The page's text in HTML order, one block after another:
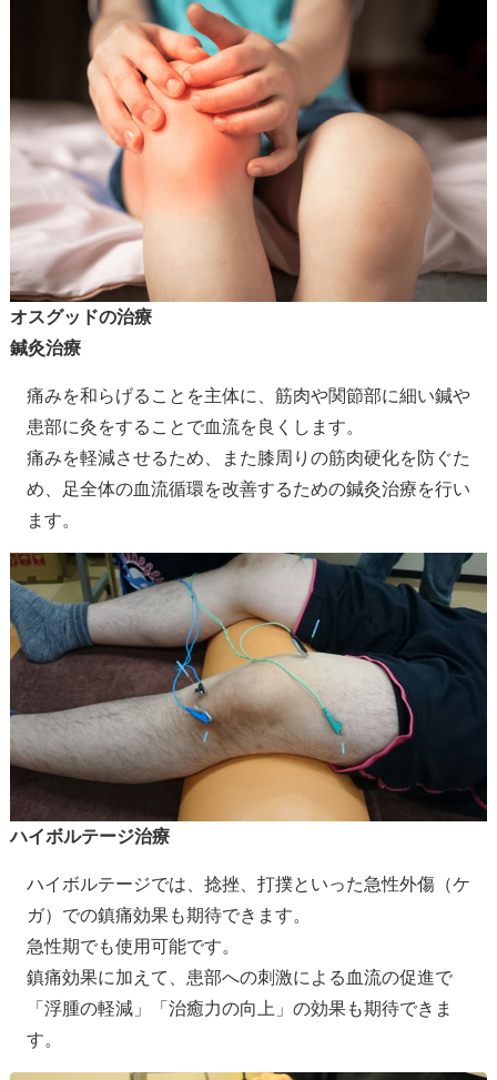
オスグッドの治療
鍼灸治療
痛みを和らげることを主体に、筋肉や関節部に細い鍼や
患部に灸をすることで血流を良くします。
痛みを軽減させるため、また膝周りの筋肉硬化を防ぐた
め、足全体の血流循環を改善するための鍼灸治療を行い
ます。
ハイボルテージ治療
ハイボルテージでは、捻挫、打撲といった急性外傷（ケ
ガ）での鎮痛効果も期待できます。
急性期でも使用可能です。
鎮痛効果に加えて、患部への刺激による血流の促進で
「浮腫の軽減」「治癒力の向上」の効果も期待できま
す。